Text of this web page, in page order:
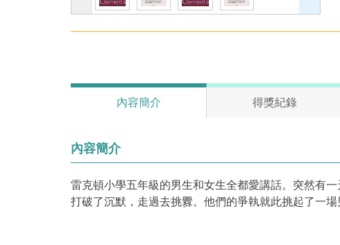
內容簡介 得獎紀錄
內容簡介
雷克頓小學五年級的男生和女生全都愛講話。突然有
打破了沉默，走過去挑釁。他們的爭執就此挑起了一